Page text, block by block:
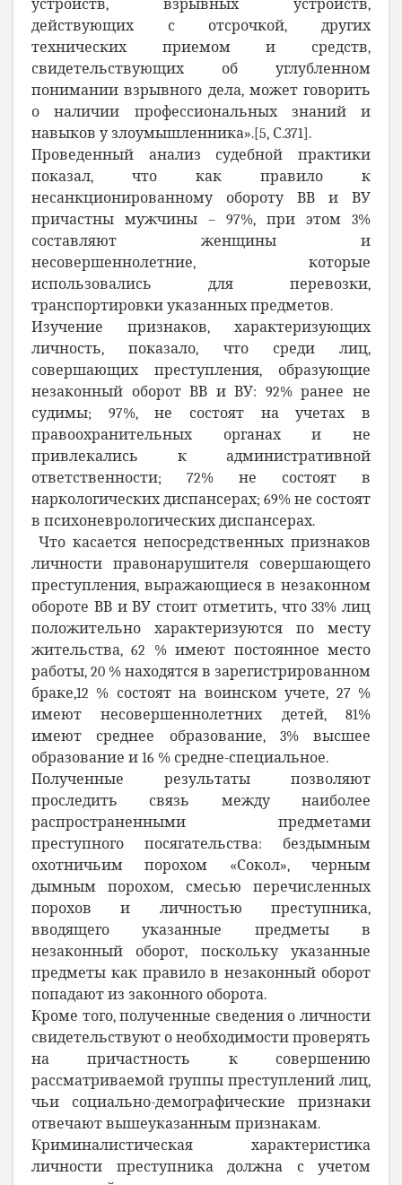
устройств, взрывных устройств,
действующих с отсрочкой, других
технических приемом и средств,
свидетельствующих об углубленном
понимании взрывного дела, может говорить
о наличии профессиональных знаний и
навыков у злоумышленника».[5, С.371].
Проведенный анализ судебной практики
показал, что как правило к
несанкционированному обороту ВВ и ВУ
причастны мужчины – 97%, при этом 3%
составляют женщины и
несовершеннолетние, которые
использовались для перевозки,
транспортировки указанных предметов.
Изучение признаков, характеризующих
личность, показало, что среди лиц,
совершающих преступления, образующие
незаконный оборот ВВ и ВУ: 92% ранее не
судимы; 97%, не состоят на учетах в
правоохранительных органах и не
привлекались к административной
ответственности; 72% не состоят в
наркологических диспансерах; 69% не состоят
в психоневрологических диспансерах.
Что касается непосредственных признаков
личности правонарушителя совершающего
преступления, выражающиеся в незаконном
обороте ВВ и ВУ стоит отметить, что 33% лиц
положительно характеризуются по месту
жительства, 62 % имеют постоянное место
работы, 20 % находятся в зарегистрированном
браке,12 % состоят на воинском учете, 27 %
имеют несовершеннолетних детей, 81%
имеют среднее образование, 3% высшее
образование и 16 % средне-специальное.
Полученные результаты позволяют
проследить связь между наиболее
распространенными предметами
преступного посягательства: бездымным
охотничьим порохом «Сокол», черным
дымным порохом, смесью перечисленных
порохов и личностью преступника,
вводящего указанные предметы в
незаконный оборот, поскольку указанные
предметы как правило в незаконный оборот
попадают из законного оборота.
Кроме того, полученные сведения о личности
свидетельствуют о необходимости проверять
на причастность к совершению
рассматриваемой группы преступлений лиц,
чьи социально-демографические признаки
отвечают вышеуказанным признакам.
Криминалистическая характеристика
личности преступника должна с учетом